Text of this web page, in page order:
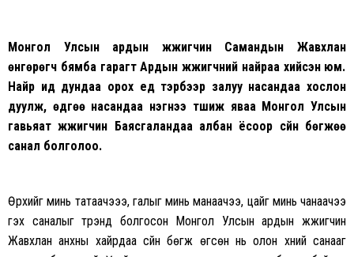
Монгол Улсын ардын жүжигчин Самандын Жавхлан
өнгөрөгч бямба гарагт Ардын жүжигчний найраа хийсэн юм.
Найр ид дундаа орох үед тэрбээр залуу насандаа хослон
дуулж, өдгөө насандаа нэгнээ түшиж яваа Монгол Улсын
гавьяат жүжигчин Баясгаландаа албан ёсоор сүйн бөгжөө
санал болголоо.
Өрхийг минь татаачэээ, галыг минь манаачээ, цайг минь чанаачээ
гэх саналыг трэнд болгосон Монгол Улсын ардын жүжигчин
Жавхлан анхны хайрдаа сүйн бөгж өгсөн нь олон хүний санааг